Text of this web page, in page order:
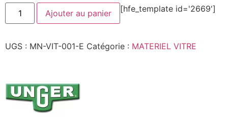
[hfe_template id='2669']
quantité
Grattoir
manche
cm
-
UNGER
Ajouter au panier
UGS : MN-VIT-001-E Catégorie : MATERIEL VITRE